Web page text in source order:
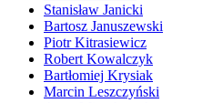
Stanisław Janicki
Bartosz Januszewski
Piotr Kitrasiewicz
Robert Kowalczyk
Bartłomiej Krysiak
Marcin Leszczyński